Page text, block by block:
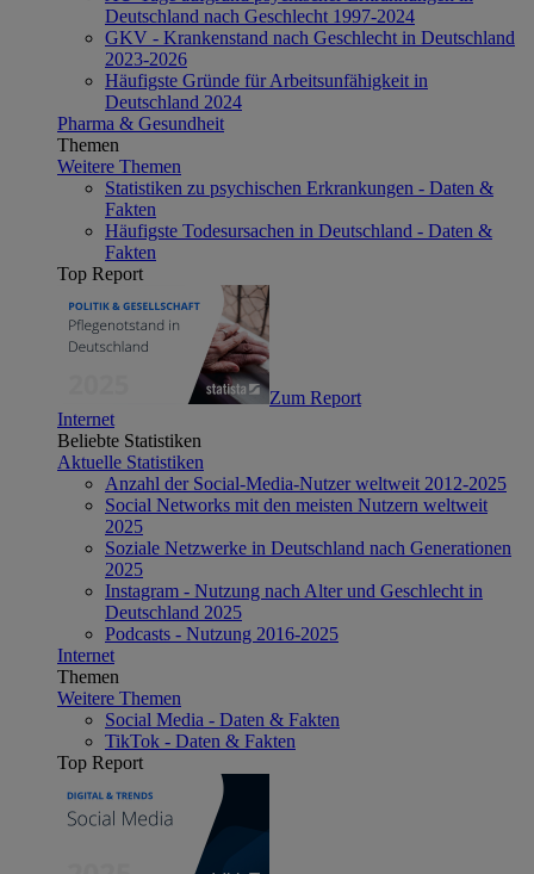
Deutschland nach Geschlecht 1997-2024
GKV - Krankenstand nach Geschlecht in Deutschland
2023-2026
Häufigste Gründe für Arbeitsunfähigkeit in
Deutschland 2024
Pharma & Gesundheit
Themen
Weitere Themen
Statistiken zu psychischen Erkrankungen - Daten &
Fakten
Häufigste Todesursachen in Deutschland - Daten &
Fakten
Top Report
Zum Report
Internet
Beliebte Statistiken
Aktuelle Statistiken
Anzahl der Social-Media-Nutzer weltweit 2012-2025
Social Networks mit den meisten Nutzern weltweit
2025
Soziale Netzwerke in Deutschland nach Generationen
2025
Instagram - Nutzung nach Alter und Geschlecht in
Deutschland 2025
Podcasts - Nutzung 2016-2025
Internet
Themen
Weitere Themen
Social Media - Daten & Fakten
TikTok - Daten & Fakten
Top Report